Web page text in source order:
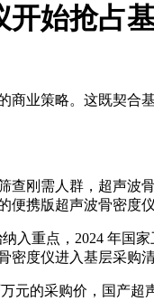
始抢占
商业策略。这既契合
刚需人群，超声
携版超声波骨密度
入重点，2024 年
度仪进入基层采购
的采购价，国产超